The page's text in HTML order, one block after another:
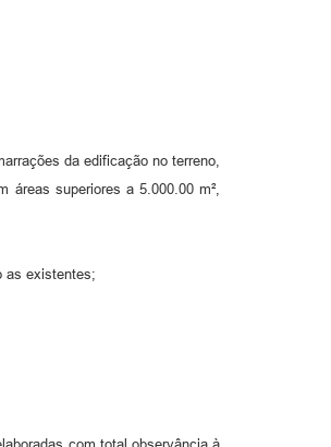
da edificação no terreno,
superiores a 5.000.00 m²,
as existentes;